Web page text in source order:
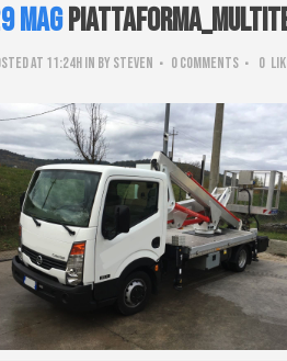
Mag
at 11:24hin by steven 0 Comments 0